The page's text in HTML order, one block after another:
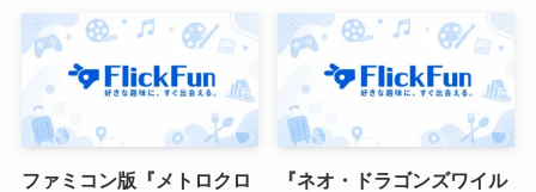
ファミコン版『メトロクロ
『ネオ・ドラゴンズワイル